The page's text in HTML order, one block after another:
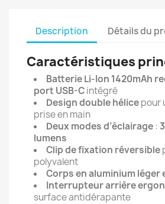
Description Détails du
Caractéristiques
Batterie Li-Ion 1420mAh
port USB-Cintégré
Design double hélicepour
prise en main
Deux modes d’éclairage:
lumens
Clip de fixation réversible
polyvalent
Corps en aluminium
Interrupteur arrière
surface antidérapante